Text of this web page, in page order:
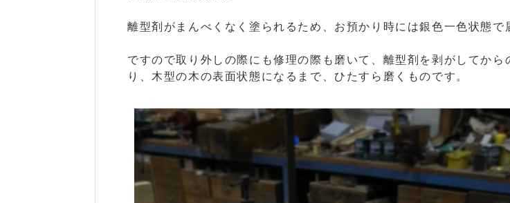
離型剤がまんべくなく塗られるため、お預かり時には銀色一色状態で
ですので取り外しの際にも修理の際も磨いて、離型剤を剥がしてから
り、木型の木の表面状態になるまで、ひたすら磨くものです。